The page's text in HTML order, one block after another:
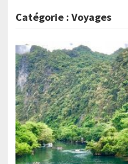
Catégorie :Voyages
PAGINATION
DES